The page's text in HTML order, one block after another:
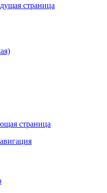
страница
страница